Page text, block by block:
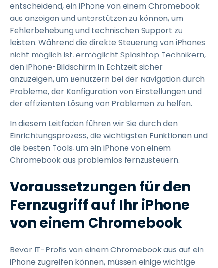
entscheidend, ein iPhone von einem Chromebook
aus anzeigen und unterstützen zu können, um
Fehlerbehebung und technischen Support zu
leisten. Während die direkte Steuerung von iPhones
nicht möglich ist, ermöglicht Splashtop Technikern,
den iPhone-Bildschirm in Echtzeit sicher
anzuzeigen, um Benutzern bei der Navigation durch
Probleme, der Konfiguration von Einstellungen und
der effizienten Lösung von Problemen zu helfen.
In diesem Leitfaden führen wir Sie durch den
Einrichtungsprozess, die wichtigsten Funktionen und
die besten Tools, um ein iPhone von einem
Chromebook aus problemlos fernzusteuern.
Voraussetzungen für den
Fernzugriff auf Ihr iPhone
von einem Chromebook
Bevor IT-Profis von einem Chromebook aus auf ein
iPhone zugreifen können, müssen einige wichtige